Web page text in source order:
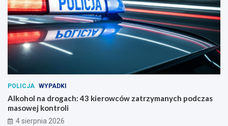
POLICJA WYPADKI
Alkohol na drogach: 43 kierowców zatrzymanych podczas
masowej kontroli
4 sierpnia 2026